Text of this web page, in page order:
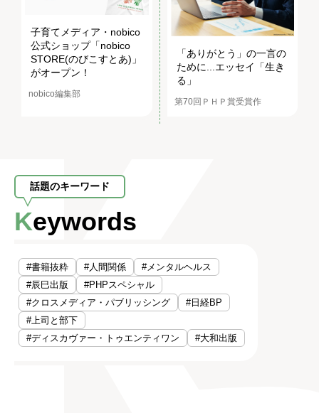
子育てメディア・nobico
公式ショップ「nobico
STORE(のびこすとあ)」
がオープン！
nobico編集部
「ありがとう」の一言の
ために...エッセイ「生き
る」
第70回ＰＨＰ賞受賞作
話題のキーワード
Keywords
#書籍抜粋 #人間関係
#メンタルヘルス
#辰巳出版
#PHPスペシャル
#クロスメディア・パブリッシング
#日経BP
#上司と部下
#ディスカヴァー・トゥエンティワン
#大和出版